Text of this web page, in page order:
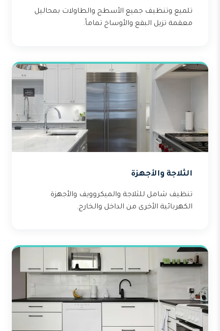
تلميع وتنظيف جميع الأسطح والطاولات بمحاليل
معقمة تزيل البقع والأوساخ تماماً.
الثلاجة والأجهزة
تنظيف شامل للثلاجة والميكروويف والأجهزة
الكهربائية الأخرى من الداخل والخارج.